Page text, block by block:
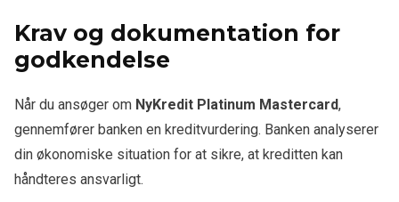
Krav og dokumentation for
godkendelse
Når du ansøger om NyKredit Platinum Mastercard,
gennemfører banken en kreditvurdering. Banken analyserer
din økonomiske situation for at sikre, at kreditten kan
håndteres ansvarligt.